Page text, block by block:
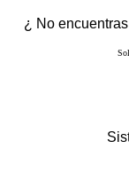
¿ No